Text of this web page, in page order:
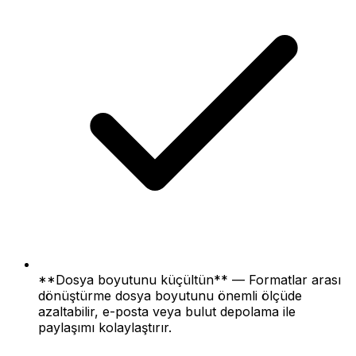
**Dosya boyutunu küçültün** — Formatlar arası
dönüştürme dosya boyutunu önemli ölçüde
azaltabilir, e-posta veya bulut depolama ile
paylaşımı kolaylaştırır.